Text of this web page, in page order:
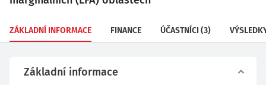
ZÁKLADNÍ INFORMACE FINANCE ÚČASTNÍCI (3)
Základní informace